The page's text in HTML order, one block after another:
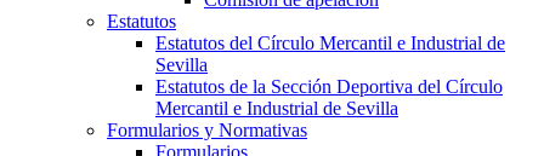
Estatutos
Estatutos del Círculo Mercantil e Industrial de
Sevilla
Estatutos de la Sección Deportiva del Círculo
Mercantil e Industrial de Sevilla
Formularios y Normativas
Formularios